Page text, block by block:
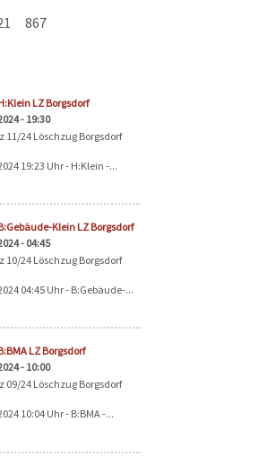
867
LZ Borgsdorf
- 19:30
11/24 Löschzug Borgsdorf
19:23 Uhr - H:Klein -...
Klein LZ Borgsdorf
- 04:45
10/24 Löschzug Borgsdorf
04:45 Uhr - B:Gebäude-...
LZ Borgsdorf
- 10:00
09/24 Löschzug Borgsdorf
10:04 Uhr - B:BMA -...